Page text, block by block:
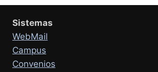
Sistemas
WebMail
Campus
Convenios